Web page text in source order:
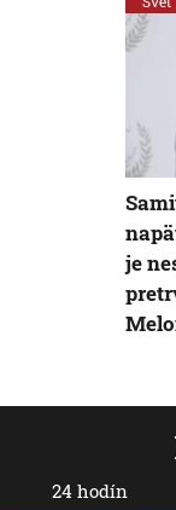
24 hodín
je